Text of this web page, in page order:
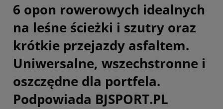
6 opon rowerowych idealnych
na leśne ścieżki i szutry oraz
krótkie przejazdy asfaltem.
Uniwersalne, wszechstronne i
oszczędne dla portfela.
Podpowiada BJSPORT.PL